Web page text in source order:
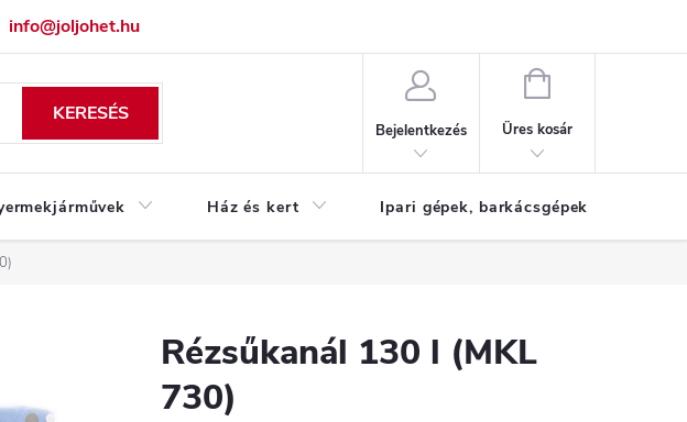
info@joljohet.hu
Adatkezelési tájékoztató
KERESÉS
Bejelentkezés
KOSÁR
Üres kosár
Ház és kert Ipari gépek, barkácsgépek
Rézsűkanál 130 l (MKL
730)